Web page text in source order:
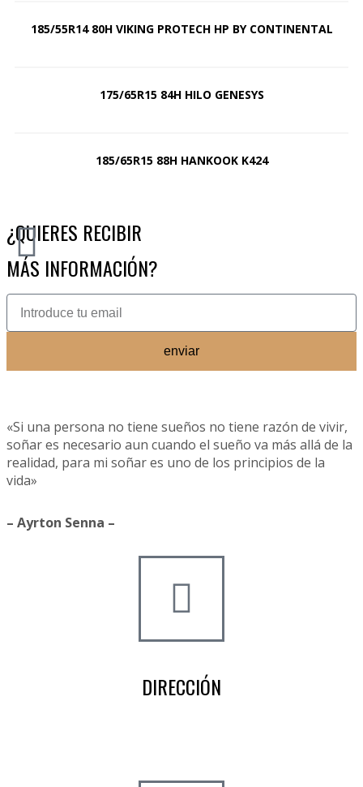
185/55R14 80H VIKING PROTECH HP BY CONTINENTAL
175/65R15 84H HILO GENESYS
185/65R15 88H HANKOOK K424
¿QUIERES RECIBIR
MÁS INFORMACIÓN?
enviar
«Si una persona no tiene sueños no tiene razón de vivir,
soñar es necesario aun cuando el sueño va más allá de la
realidad, para mi soñar es uno de los principios de la
vida»
– Ayrton Senna –
DIRECCIÓN